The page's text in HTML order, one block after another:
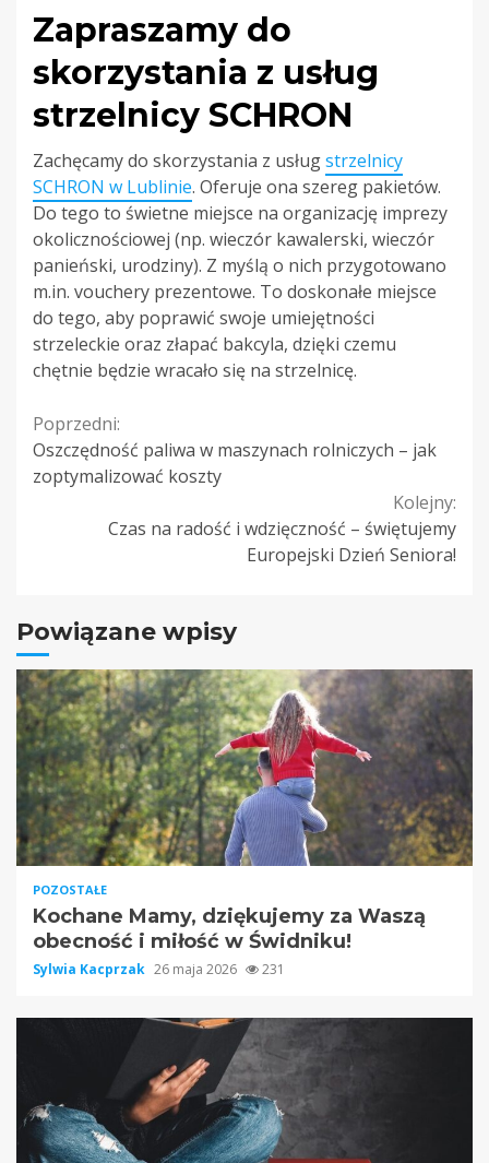
Zapraszamy do
skorzystania z usług
strzelnicy SCHRON
Zachęcamy do skorzystania z usługstrzelnicy
SCHRON w Lublinie. Oferuje ona szereg pakietów.
Do tego to świetne miejsce na organizację imprezy
okolicznościowej (np. wieczór kawalerski, wieczór
panieński, urodziny). Z myślą o nich przygotowano
m.in. vouchery prezentowe. To doskonałe miejsce
do tego, aby poprawić swoje umiejętności
strzeleckie oraz złapać bakcyla, dzięki czemu
chętnie będzie wracało się na strzelnicę.
Continue
Reading
Poprzedni:
Oszczędność paliwa w maszynach rolniczych – jak
zoptymalizować koszty
Kolejny:
Czas na radość i wdzięczność – świętujemy
Europejski Dzień Seniora!
Powiązane wpisy
POZOSTAŁE
Kochane Mamy, dziękujemy za Waszą
obecność i miłość w Świdniku!
Sylwia Kacprzak 26 maja 2026 231